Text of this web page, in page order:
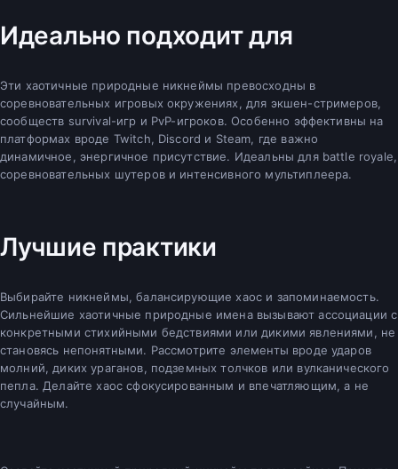
Идеально подходит для
Эти хаотичные природные никнеймы превосходны в
соревновательных игровых окружениях, для экшен-стримеров,
сообществ survival-игр и PvP-игроков. Особенно эффективны на
платформах вроде Twitch, Discord и Steam, где важно
динамичное, энергичное присутствие. Идеальны для battle royale,
соревновательных шутеров и интенсивного мультиплеера.
Лучшие практики
Выбирайте никнеймы, балансирующие хаос и запоминаемость.
Сильнейшие хаотичные природные имена вызывают ассоциации с
конкретными стихийными бедствиями или дикими явлениями, не
становясь непонятными. Рассмотрите элементы вроде ударов
молний, диких ураганов, подземных толчков или вулканического
пепла. Делайте хаос сфокусированным и впечатляющим, а не
случайным.